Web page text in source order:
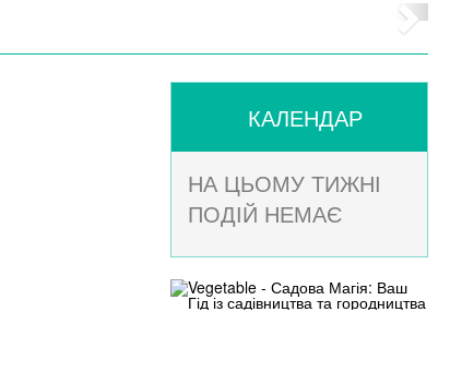
КАЛЕНДАР
НА ЦЬОМУ ТИЖНІ
ПОДІЙ НЕМАЄ